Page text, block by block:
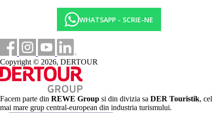
tenis de masa
volei pe plaja
fitness
program de animatie
loc de joaca exterior, piscine pentru copii, tobogan cu apa
Activitati sportive contra cost
inchiriere biciclete
sporturi nautice pe plaja
Royal Olympian Spa & Thalasso Center: sauna, masaje,
WHATSAPP - SCRIE-NE
Copyright © 2026, DERTOUR
Facem parte din REWE Group si din divizia sa DER Touristik, cel
mai mare grup central-european din industria turismului.